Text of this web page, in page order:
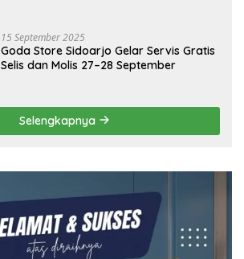
15 September 2025
Goda Store Sidoarjo Gelar Servis Gratis
Selis dan Molis 27–28 September
Selengkapnya